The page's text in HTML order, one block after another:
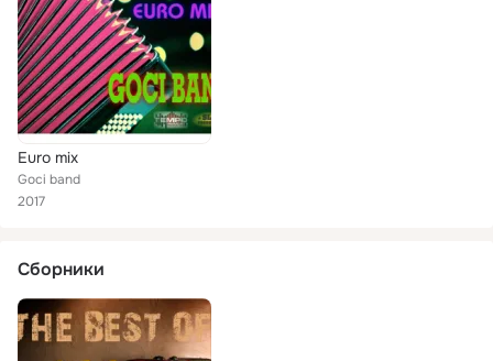
Euro mix
Goci band
2017
Сборники